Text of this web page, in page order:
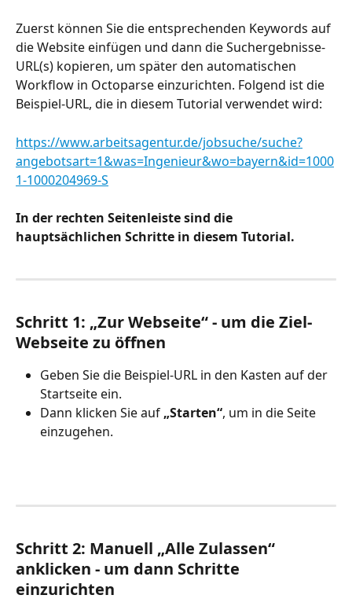
Zuerst können Sie die entsprechenden Keywords auf
die Website einfügen und dann die Suchergebnisse-
URL(s) kopieren, um später den automatischen
Workflow in Octoparse einzurichten. Folgend ist die
Beispiel-URL, die in diesem Tutorial verwendet wird:
https://www.arbeitsagentur.de/jobsuche/suche?
angebotsart=1&was=Ingenieur&wo=bayern&id=1000
1-1000204969-S
In der rechten Seitenleiste sind die
hauptsächlichen Schritte in diesem Tutorial.
Schritt 1: „Zur Webseite“ - um die Ziel-
Webseite zu öffnen
Geben Sie die Beispiel-URL in den Kasten auf der
Startseite ein.
Dann klicken Sie auf „Starten“, um in die Seite
einzugehen.
Schritt 2: Manuell „Alle Zulassen“
anklicken - um dann Schritte
einzurichten